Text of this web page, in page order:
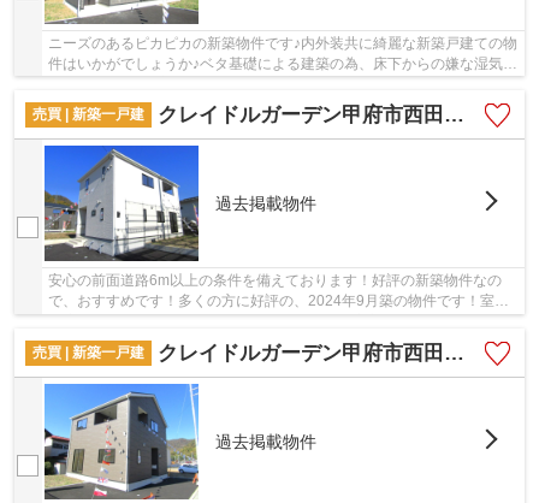
ニーズのあるピカピカの新築物件です♪内外装共に綺麗な新築戸建ての物
件はいかがでしょうか♪ベタ基礎による建築の為、床下からの嫌な湿気も
売買 | 新築一戸建
クレイドルガーデン甲府市西田町第1 3号棟
過去掲載物件
安心の前面道路6m以上の条件を備えております！好評の新築物件なの
で、おすすめです！多くの方に好評の、2024年9月築の物件です！室内
売買 | 新築一戸建
クレイドルガーデン甲府市西田町1 4号棟
過去掲載物件